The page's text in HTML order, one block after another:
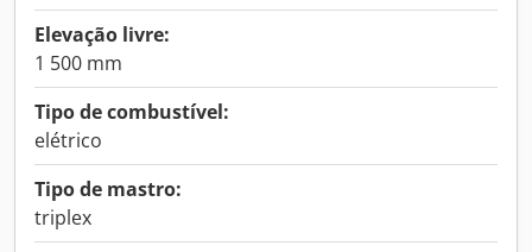
Elevação livre:
1 500 mm
Tipo de combustível:
elétrico
Tipo de mastro:
triplex